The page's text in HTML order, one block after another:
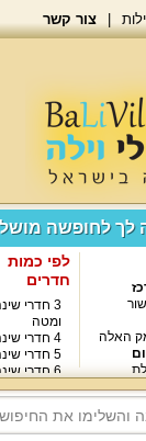
צור קשר
לך לחופשה
האלה
לפי כמות
חדרים
3 חדרי
ומטה
4 חדרי שינה
5 חדרי שינה
6 חדרי שינה
7 חדרי שינה